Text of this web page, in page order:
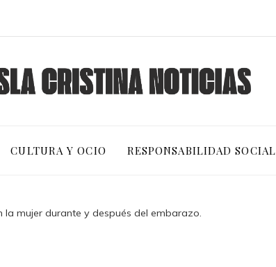
CULTURA Y OCIO RESPONSABILIDAD SOCIAL
la mujer durante y después del embarazo.